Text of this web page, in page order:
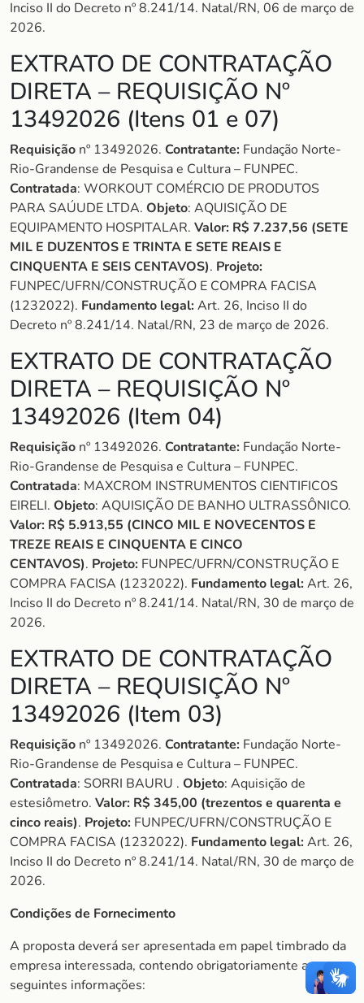
Inciso II do Decreto nº 8.241/14. Natal/RN, 06 de março de
2026.
EXTRATO DE CONTRATAÇÃO
DIRETA – REQUISIÇÃO Nº
13492026 (Itens 01 e 07)
Requisição nº 13492026. Contratante: Fundação Norte-
Rio-Grandense de Pesquisa e Cultura – FUNPEC.
Contratada: WORKOUT COMÉRCIO DE PRODUTOS
PARA SAÚUDE LTDA. Objeto: AQUISIÇÃO DE
EQUIPAMENTO HOSPITALAR. Valor: R$ 7.237,56 (SETE
MIL E DUZENTOS E TRINTA E SETE REAIS E
CINQUENTA E SEIS CENTAVOS). Projeto:
FUNPEC/UFRN/CONSTRUÇÃO E COMPRA FACISA
(1232022). Fundamento legal:Art. 26, Inciso II do
Decreto nº 8.241/14. Natal/RN, 23 de março de 2026.
EXTRATO DE CONTRATAÇÃO
DIRETA – REQUISIÇÃO Nº
13492026 (Item 04)
Requisição nº 13492026. Contratante: Fundação Norte-
Rio-Grandense de Pesquisa e Cultura – FUNPEC.
Contratada: MAXCROM INSTRUMENTOS CIENTIFICOS
EIRELI. Objeto: AQUISIÇÃO DE BANHO ULTRASSÔNICO.
Valor: R$ 5.913,55 (CINCO MIL E NOVECENTOS E
TREZE REAIS E CINQUENTA E CINCO
CENTAVOS). Projeto: FUNPEC/UFRN/CONSTRUÇÃO E
COMPRA FACISA (1232022). Fundamento legal:Art. 26,
Inciso II do Decreto nº 8.241/14. Natal/RN, 30 de março de
2026.
EXTRATO DE CONTRATAÇÃO
DIRETA – REQUISIÇÃO Nº
13492026 (Item 03)
Requisição nº 13492026. Contratante: Fundação Norte-
Rio-Grandense de Pesquisa e Cultura – FUNPEC.
Contratada: SORRI BAURU . Objeto: Aquisição de
estesiômetro. Valor: R$ 345,00 (trezentos e quarenta e
cinco reais). Projeto: FUNPEC/UFRN/CONSTRUÇÃO E
COMPRA FACISA (1232022). Fundamento legal:Art. 26,
Inciso II do Decreto nº 8.241/14. Natal/RN, 30 de março de
2026.
Condições de Fornecimento
A proposta deverá ser apresentada em papel timbrado da
empresa interessada, contendo obrigatoriamente as
seguintes informações: